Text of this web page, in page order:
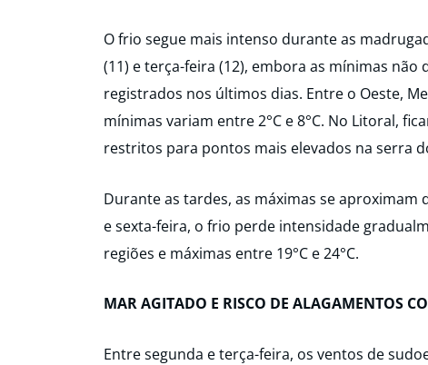
O frio segue mais intenso durante as
(11) e terça-feira (12), embora as mínimas
registrados nos últimos dias. Entre o Oeste,
mínimas variam entre 2°C e 8°C. No Litoral,
restritos para pontos mais elevados na serra
Durante as tardes, as máximas se aproximam
e sexta-feira, o frio perde intensidade
regiões e máximas entre 19°C e 24°C.
MAR AGITADO E RISCO DE ALAGAMENTOS
Entre segunda e terça-feira, os ventos de